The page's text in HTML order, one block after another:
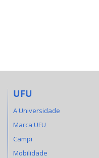
UFU
A Universidade
Marca UFU
Campi
Mobilidade